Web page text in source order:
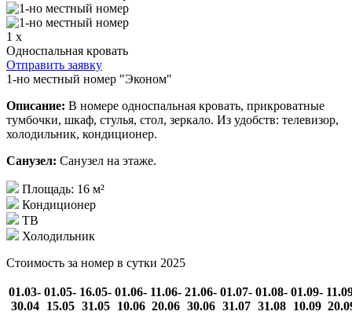
1 x
Односпальная кровать
Отправить заявку
1-но местный номер "Эконом"
Описание: В номере односпальная кровать, прикроватные
тумбочки, шкаф, стулья, стол, зеркало. Из удобств: телевизор,
холодильник, кондиционер.
Санузел: Санузел на этаже.
Площадь: 16 м²
Кондиционер
ТВ
Холодильник
Стоимость за номер в сутки 2025
01.03-
30.04
01.05-
15.05
16.05-
31.05
01.06-
10.06
11.06-
20.06
21.06-
30.06
01.07-
31.07
01.08-
31.08
01.09-
10.09